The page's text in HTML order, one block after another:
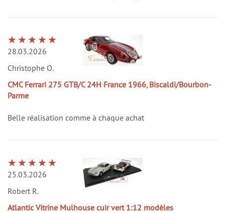
28.03.2026
Christophe O.
CMC Ferrari 275 GTB/C 24H France 1966, Biscaldi/Bourbon-
Parme
Belle réalisation comme à chaque achat
25.03.2026
Robert R.
Atlantic Vitrine Mulhouse cuir vert 1:12 modèles